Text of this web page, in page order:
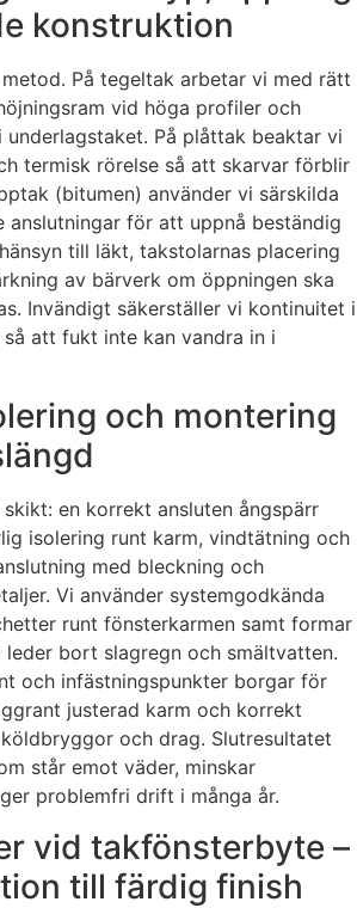
konstruktion
På tegeltak arbetar vi med rätt
vid höga profiler och
På plåttak beaktar vi
termisk rörelse så att skarvar förblir
(bitumen) använder vi särskilda
anslutningar för att uppnå beständig
till läkt, takstolarnas placering
av bärverk om öppningen ska
Invändigt säkerställer vi kontinuitet i
att fukt inte kan vandra in i
och montering
en korrekt ansluten ångspärr
isolering runt karm, vindtätning och
med bleckning och
Vi använder systemgodkända
runt fönsterkarmen samt formar
bort slagregn och smältvatten.
och infästningspunkter borgar för
justerad karm och korrekt
och drag. Slutresultatet
står emot väder, minskar
problemfri drift i många år.
vid takfönsterbyte –
till färdig finish